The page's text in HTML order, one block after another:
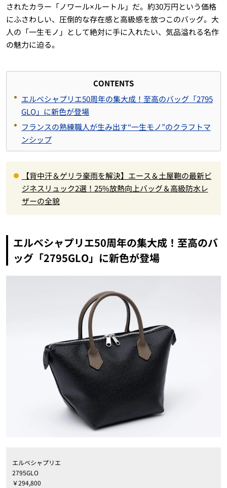
されたカラー「ノワール×ルートル」だ。約30万円という価格
にふさわしい、圧倒的な存在感と高級感を放つこのバッグ。大
人の「一生モノ」として絶対に手に入れたい、気品溢れる名作
の魅力に迫る。
CONTENTS
エルベシャプリエ50周年の集大成！至高のバッグ「2795
GLO」に新色が登場
フランスの熟練職人が生み出す“一生モノ”のクラフトマ
ンシップ
【背中汗＆ゲリラ豪雨を解決】エース＆土屋鞄の最新ビ
ジネスリュック2選！25%放熱向上バッグ＆高級防水レ
ザーの全貌
エルベシャプリエ50周年の集大成！至高のバ
ッグ「2795GLO」に新色が登場
エルベシャプリエ
2795GLO
￥294,800